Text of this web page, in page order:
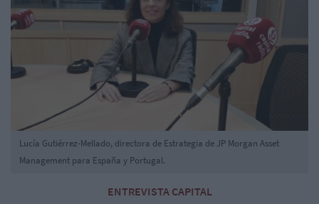
ENTREVISTA CAPITAL
Lucía Gutiérrez-Mellado, directora de Estrategia de JP Morgan Asset
Management para España y Portugal.